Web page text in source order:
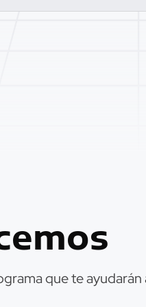
que te ayudarán